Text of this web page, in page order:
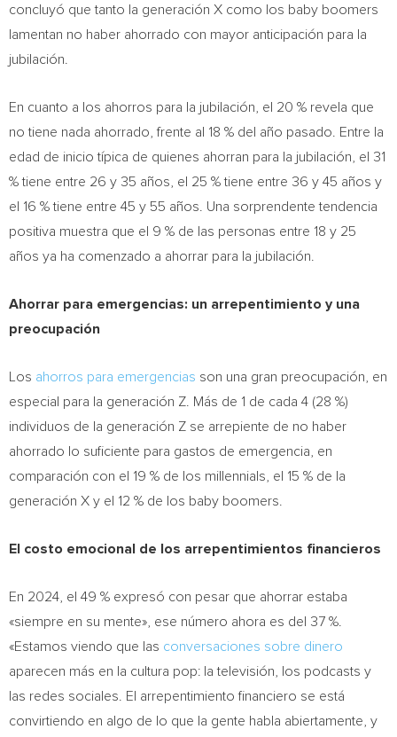
concluyó que tanto la generación X como los baby boomers
lamentan no haber ahorrado con mayor anticipación para la
jubilación.
En cuanto a los ahorros para la jubilación, el 20 % revela que
no tiene nada ahorrado, frente al 18 % del año pasado. Entre la
edad de inicio típica de quienes ahorran para la jubilación, el 31
% tiene entre 26 y 35 años, el 25 % tiene entre 36 y 45 años y
el 16 % tiene entre 45 y 55 años. Una sorprendente tendencia
positiva muestra que el 9 % de las personas entre 18 y 25
años ya ha comenzado a ahorrar para la jubilación.
Ahorrar para emergencias: un arrepentimiento y una
preocupación
Los ahorros para emergencias son una gran preocupación, en
especial para la generación Z. Más de 1 de cada 4 (28 %)
individuos de la generación Z se arrepiente de no haber
ahorrado lo suficiente para gastos de emergencia, en
comparación con el 19 % de los millennials, el 15 % de la
generación X y el 12 % de los baby boomers.
El costo emocional de los arrepentimientos financieros
En 2024, el 49 % expresó con pesar que ahorrar estaba
«siempre en su mente», ese número ahora es del 37 %.
«Estamos viendo que las conversaciones sobre dinero
aparecen más en la cultura pop: la televisión, los podcasts y
las redes sociales. El arrepentimiento financiero se está
convirtiendo en algo de lo que la gente habla abiertamente, y